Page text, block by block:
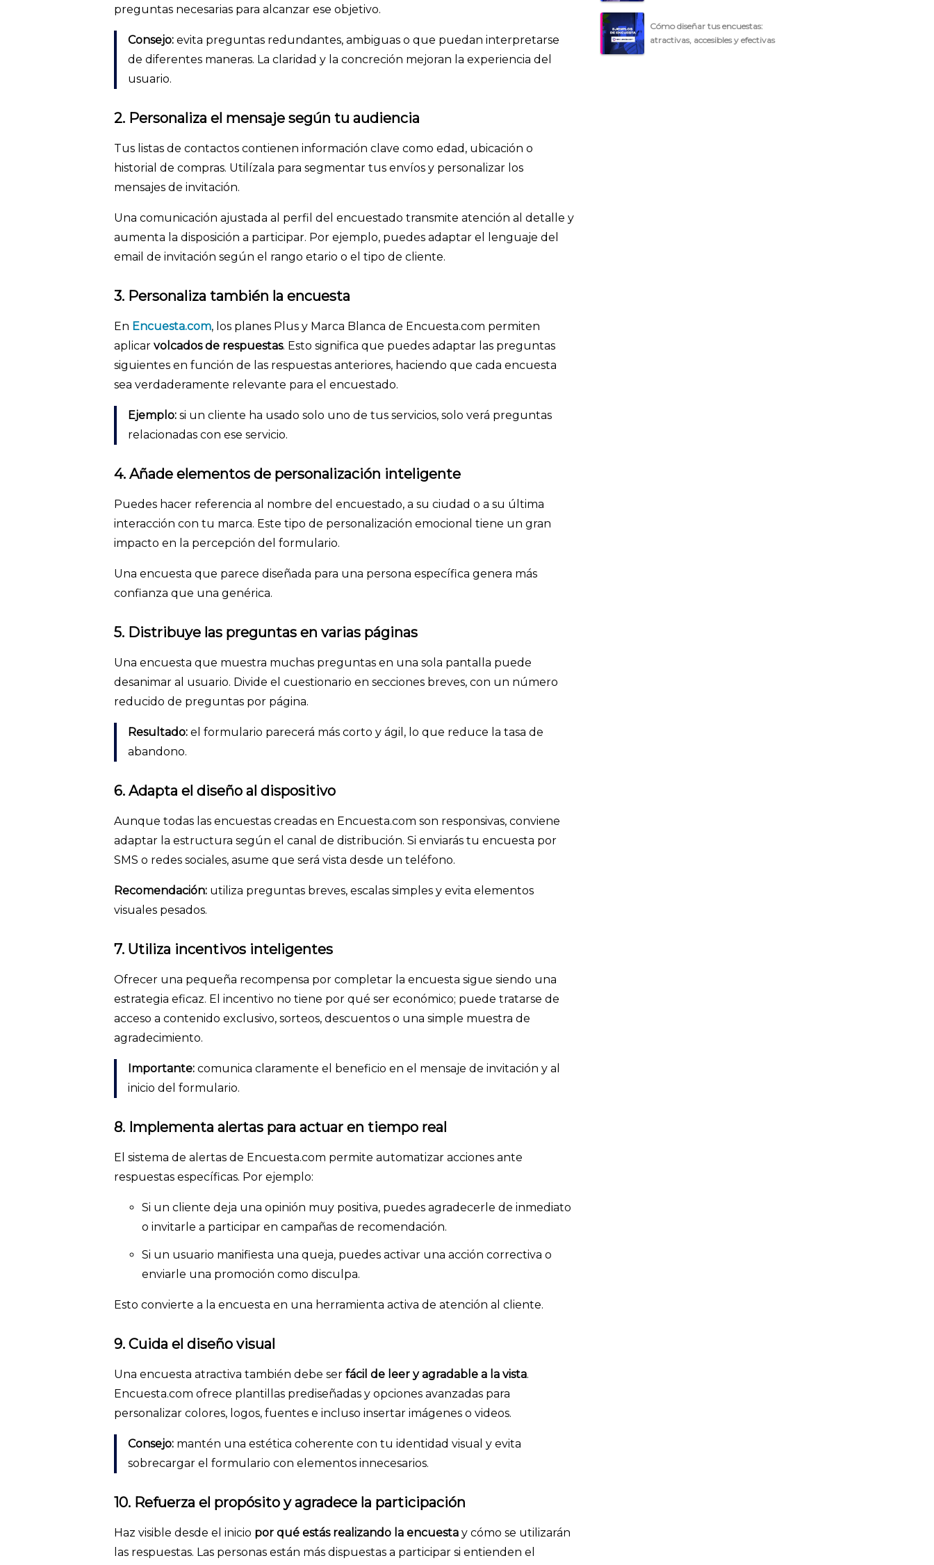
preguntas necesarias para alcanzar ese objetivo.
Consejo: evita preguntas redundantes, ambiguas o que puedan interpretarse
de diferentes maneras. La claridad y la concreción mejoran la experiencia del
usuario.
2. Personaliza el mensaje según tu audiencia
Tus listas de contactos contienen información clave como edad, ubicación o
historial de compras. Utilízala para segmentar tus envíos y personalizar los
mensajes de invitación.
Una comunicación ajustada al perfil del encuestado transmite atención al detalle y
aumenta la disposición a participar. Por ejemplo, puedes adaptar el lenguaje del
email de invitación según el rango etario o el tipo de cliente.
3. Personaliza también la encuesta
En Encuesta.com, los planes Plus y Marca Blanca de Encuesta.com permiten
aplicar volcados de respuestas. Esto significa que puedes adaptar las preguntas
siguientes en función de las respuestas anteriores, haciendo que cada encuesta
sea verdaderamente relevante para el encuestado.
Ejemplo: si un cliente ha usado solo uno de tus servicios, solo verá preguntas
relacionadas con ese servicio.
4. Añade elementos de personalización inteligente
Puedes hacer referencia al nombre del encuestado, a su ciudad o a su última
interacción con tu marca. Este tipo de personalización emocional tiene un gran
impacto en la percepción del formulario.
Una encuesta que parece diseñada para una persona específica genera más
confianza que una genérica.
5. Distribuye las preguntas en varias páginas
Una encuesta que muestra muchas preguntas en una sola pantalla puede
desanimar al usuario. Divide el cuestionario en secciones breves, con un número
reducido de preguntas por página.
Resultado: el formulario parecerá más corto y ágil, lo que reduce la tasa de
abandono.
6. Adapta el diseño al dispositivo
Aunque todas las encuestas creadas en Encuesta.com son responsivas, conviene
adaptar la estructura según el canal de distribución. Si enviarás tu encuesta por
SMS o redes sociales, asume que será vista desde un teléfono.
Recomendación: utiliza preguntas breves, escalas simples y evita elementos
visuales pesados.
7. Utiliza incentivos inteligentes
Ofrecer una pequeña recompensa por completar la encuesta sigue siendo una
estrategia eficaz. El incentivo no tiene por qué ser económico; puede tratarse de
acceso a contenido exclusivo, sorteos, descuentos o una simple muestra de
agradecimiento.
Importante: comunica claramente el beneficio en el mensaje de invitación y al
inicio del formulario.
8. Implementa alertas para actuar en tiempo real
El sistema de alertas de Encuesta.com permite automatizar acciones ante
respuestas específicas. Por ejemplo:
Si un cliente deja una opinión muy positiva, puedes agradecerle de inmediato
o invitarle a participar en campañas de recomendación.
Si un usuario manifiesta una queja, puedes activar una acción correctiva o
enviarle una promoción como disculpa.
Esto convierte a la encuesta en una herramienta activa de atención al cliente.
9. Cuida el diseño visual
Una encuesta atractiva también debe ser fácil de leer y agradable a la vista.
Encuesta.com ofrece plantillas prediseñadas y opciones avanzadas para
personalizar colores, logos, fuentes e incluso insertar imágenes o videos.
Consejo: mantén una estética coherente con tu identidad visual y evita
sobrecargar el formulario con elementos innecesarios.
10. Refuerza el propósito y agradece la participación
Haz visible desde el inicio por qué estás realizando la encuesta y cómo se utilizarán
las respuestas. Las personas están más dispuestas a participar si entienden el
Cómo diseñar tus encuestas:
atractivas, accesibles y efectivas